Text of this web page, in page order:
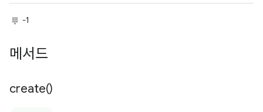
-1
메서드
create()